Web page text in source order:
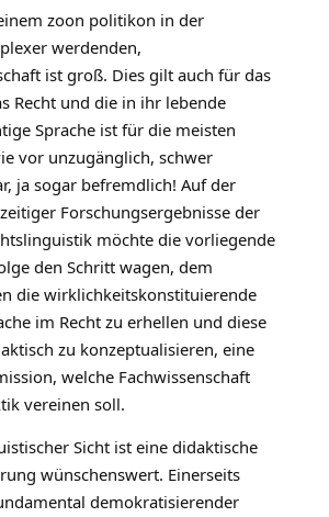
zoon politikon in der
werdenden,
ist groß. Dies gilt auch für das
Recht und die in ihr lebende
Sprache ist für die meisten
vor unzugänglich, schwer
ja sogar befremdlich! Auf der
Forschungsergebnisse der
möchte die vorliegende
den Schritt wagen, dem
die wirklichkeitskonstituierende
im Recht zu erhellen und diese
zu konzeptualisieren, eine
welche Fachwissenschaft
vereinen soll.
Sicht ist eine didaktische
wünschenswert. Einerseits
demokratisierender